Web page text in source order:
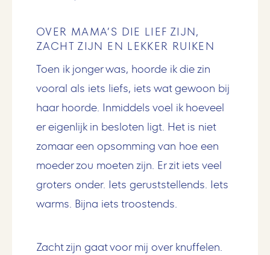
OVER MAMA’S DIE LIEF ZIJN,
ZACHT ZIJN EN LEKKER RUIKEN
Toen ik jonger was, hoorde ik die zin
vooral als iets liefs, iets wat gewoon bij
haar hoorde. Inmiddels voel ik hoeveel
er eigenlijk in besloten ligt. Het is niet
zomaar een opsomming van hoe een
moeder zou moeten zijn. Er zit iets veel
groters onder. Iets geruststellends. Iets
warms. Bijna iets troostends.
Zacht zijn gaat voor mij over knuffelen.